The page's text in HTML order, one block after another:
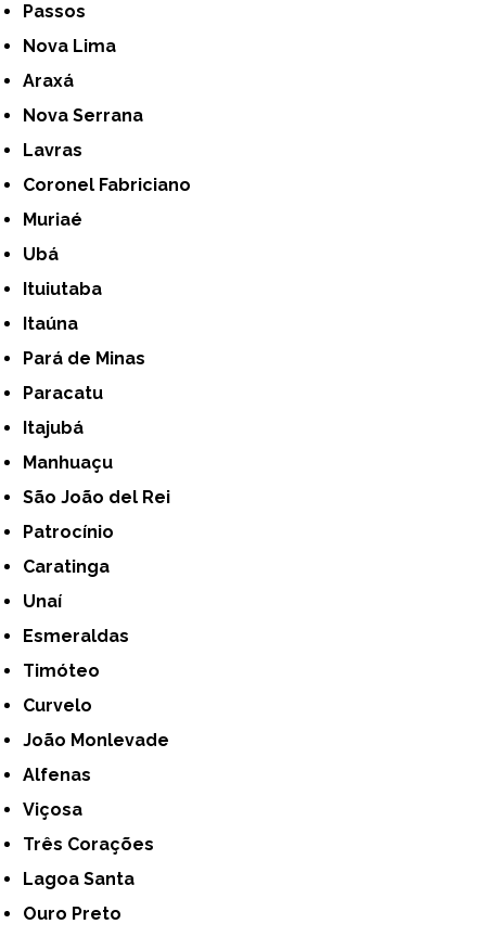
Passos
Nova Lima
Araxá
Nova Serrana
Lavras
Coronel Fabriciano
Muriaé
Ubá
Ituiutaba
Itaúna
Pará de Minas
Paracatu
Itajubá
Manhuaçu
São João del Rei
Patrocínio
Caratinga
Unaí
Esmeraldas
Timóteo
Curvelo
João Monlevade
Alfenas
Viçosa
Três Corações
Lagoa Santa
Ouro Preto